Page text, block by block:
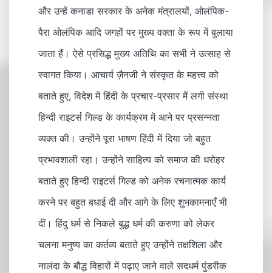
और उन्हें कनाडा सरकार के अनेक मंत्रालयों, ओलंपिक-
पैरा ओलंपिक आदि जगहों पर मुख्य वक्ता के रूप में बुलाया
जाता हैं। ऐसे प्रसिद्ध मुख्य अतिथि का सभी ने उत्साह से
स्वागत किया। आचार्य ज़ैनजी ने संस्कृत के महत्त्व को
बताते हुए, विदेश में हिंदी के प्रचार-प्रसार में लगी संस्था
हिन्दी राइटर्स गिल्ड के कार्यक्रम में आने पर प्रसन्नता
व्यक्त की। उन्होंने पूरा भाषण हिंदी में दिया जो बहुत
प्रभावशाली रहा। उन्होंने साहित्य को समाज की धरोहर
बताते हुए हिन्दी राइटर्स गिल्ड को अनेक रचनात्मक कार्य
करने पर बहुत बधाई दी और आगे के लिए शुभकामनाएँ भी
दीं। हिंदु धर्म से निकले बुद्ध धर्म की करुणा को लेकर
चलना मनुष्य का कर्तव्य बताते हुए उन्होंने तक्षशिला और
नालंदा के बौद्ध विहारों में पढ़ाए जाने वाले सदधर्म पुंडरीक